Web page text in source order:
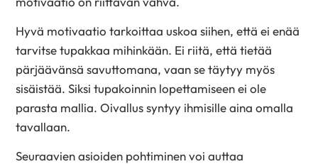
Hyvä motivaatio tarkoittaa uskoa siihen, että ei enää
tarvitse tupakkaa mihinkään. Ei riitä, että tietää
pärjäävänsä savuttomana, vaan se täytyy myös
sisäistää. Siksi tupakoinnin lopettamiseen ei ole
parasta mallia. Oivallus syntyy ihmisille aina omalla
tavallaan.
Seuraavien asioiden pohtiminen voi auttaa